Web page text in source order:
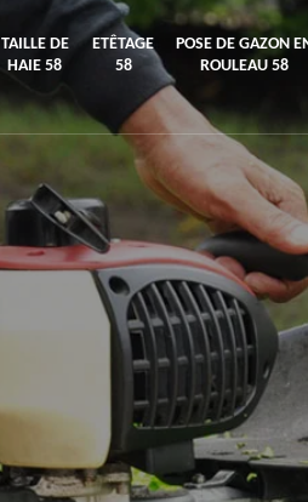
TAILLE DE
HAIE 58
ETÊTAGE
58
POSE DE GAZON
ROULEAU 58